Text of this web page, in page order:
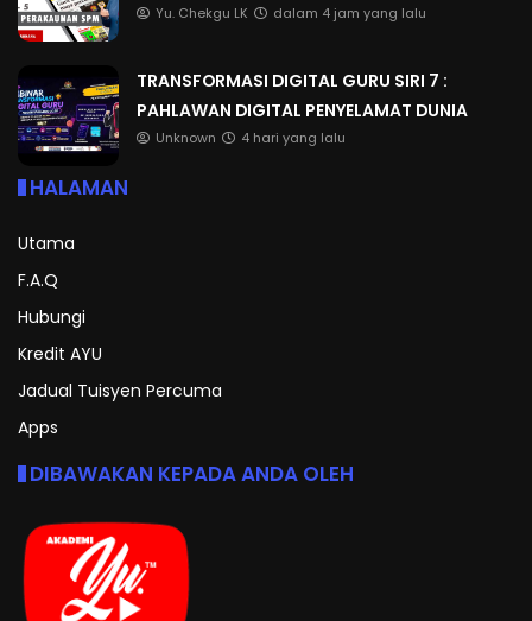
Yu. Chekgu LK dalam 4 jam yang lalu
TRANSFORMASI DIGITAL GURU SIRI 7 :
PAHLAWAN DIGITAL PENYELAMAT DUNIA
Unknown 4 hari yang lalu
HALAMAN
Utama
F.A.Q
Hubungi
Kredit AYU
Jadual Tuisyen Percuma
Apps
DIBAWAKAN KEPADA ANDA OLEH